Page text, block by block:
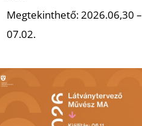
Megtekinthető: 2026.06,30 –
07.02.